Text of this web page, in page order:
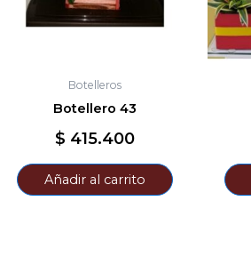
Botelleros
Botellero 43
$ 415.400
Añadir al carrito